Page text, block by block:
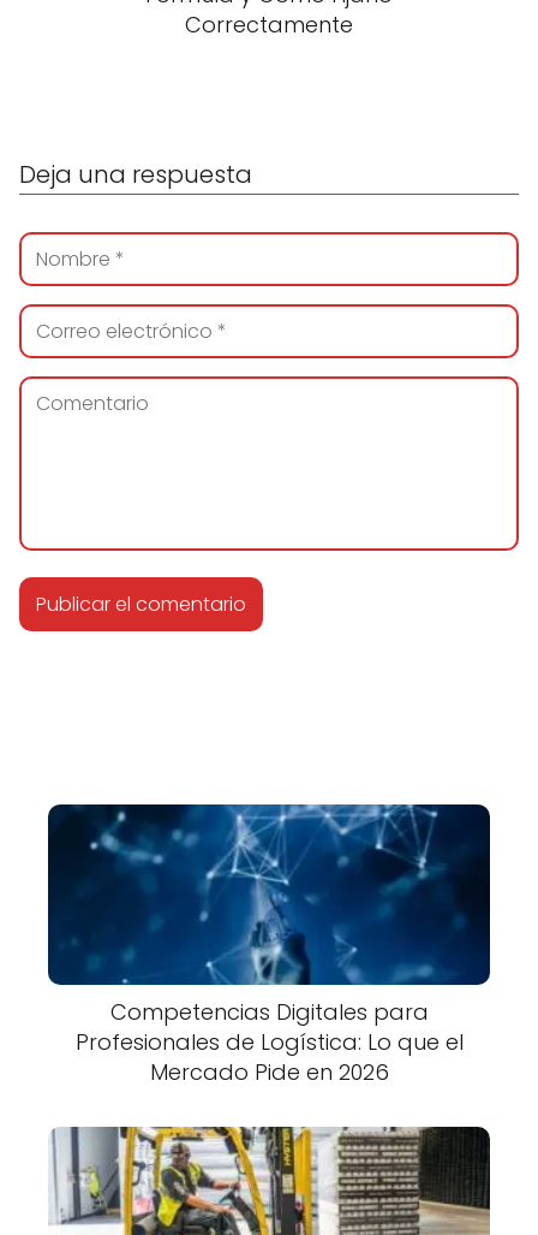
Correctamente
Deja una respuesta
Competencias Digitales para
Profesionales de Logística: Lo que el
Mercado Pide en 2026